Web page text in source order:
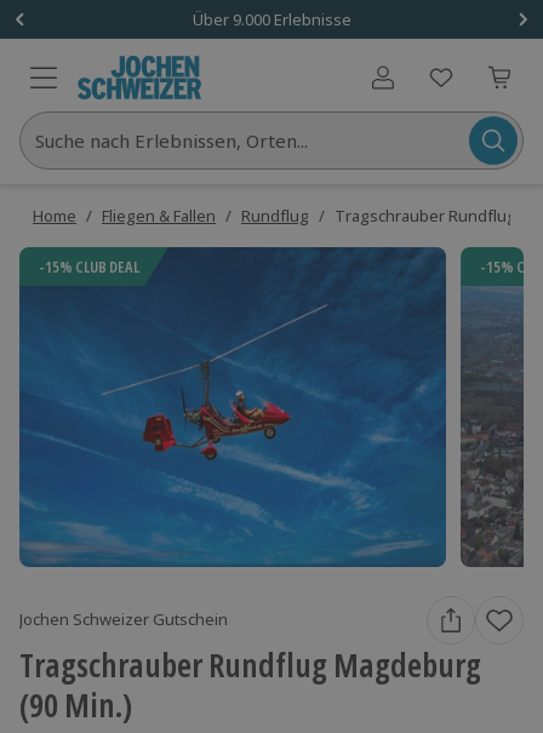
Über 9.000 Erlebnisse
Benutzerkonto
Suche nach Erlebnissen, Orten...
Home / Fliegen & Fallen / Rundflug / Tragschrauber Rundflug
-15% CLUB DEAL -15%
Jochen Schweizer Gutschein
Tragschrauber Rundflug Magdeburg
(90 Min.)